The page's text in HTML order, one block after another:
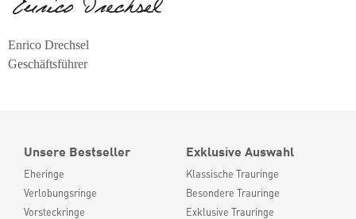
Enrico Drechsel
Geschäftsführer
Unsere Bestseller
Eheringe
Verlobungsringe
Vorsteckringe
Exklusive Auswahl
Klassische Trauringe
Besondere Trauringe
Exklusive Trauringe